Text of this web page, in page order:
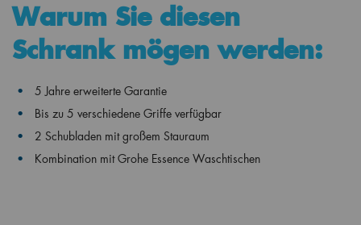
Warum Sie diesen
Schrank mögen werden:
5 Jahre erweiterte Garantie
Bis zu 5 verschiedene Griffe verfügbar
2 Schubladen mit großem Stauraum
Kombination mit Grohe Essence Waschtischen